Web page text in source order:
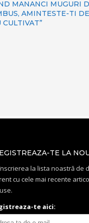
MANANCI MUGURI
AMINTESTE-TI
CULTIVAT”
TE LA
la lista noastră de
cu cele mai recente
te aici: